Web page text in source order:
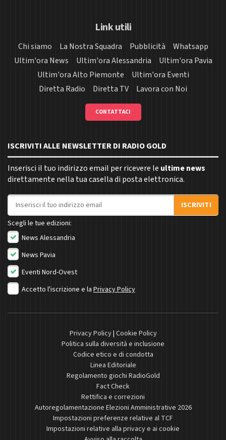
Link utili
Chi siamo La Nostra Squadra Pubblicità
Whatsapp
Ultim'ora News
Ultim'ora Alessandria
Ultim'ora Pavia
Ultim'ora Alto Piemonte
Ultim'ora Eventi
Diretta Radio
Diretta TV Lavora con Noi
CONTATTACI
ISCRIVITI ALLE NEWSLETTER DI RADIO GOLD
Inserisci il tuo indirizzo email per ricevere le ultime news
direttamente nella tua casella di posta elettronica.
Indirizzo email
ISCRIVITI
Scegli le tue edizioni:
News Alessandria
News Pavia
Eventi Nord-Ovest
Accetto l'iscrizione e la Privacy Policy
Privacy Policy| Cookie Policy
Politica sulla diversità e inclusione
Codice etico e di condotta
Linea Editoriale
Regolamento giochi RadioGold
Fact Check
Rettifica e correzioni
Autoregolamentazione Elezioni Amministrative 2026
Impostazioni preferenze relative al TCF
Impostazioni relative alla privacy e ai cookie